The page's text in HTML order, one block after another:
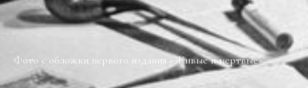
Фото с обложки первого издания «Живые и мертвые»